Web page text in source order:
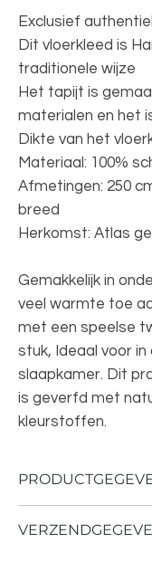
Exclusief
Dit vloerkleed is
traditionele wijze
Het tapijt is
materialen en het
Dikte van het
Materiaal: 100%
Afmetingen: 250
breed
Herkomst: Atlas
Gemakkelijk in
veel warmte toe
met een speelse
stuk, Ideaal voor
slaapkamer. Dit
is geverfd met
kleurstoffen.
traditionele wijze